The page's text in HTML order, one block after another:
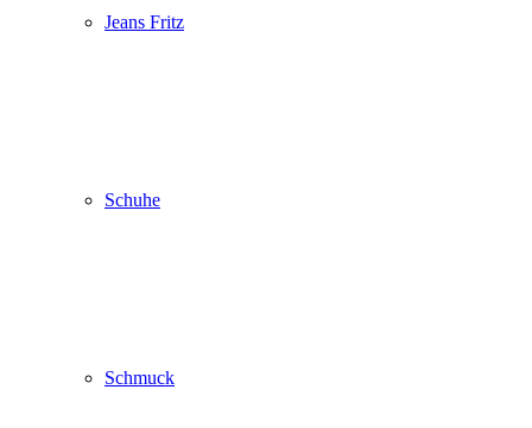
Jeans Fritz
Schuhe
Schmuck